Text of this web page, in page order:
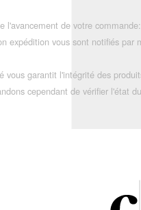
l'avancement de votre
expédition vous sont notifiés par
vous garantit l'intégrité des
cependant de vérifier l'état